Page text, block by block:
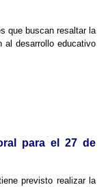
que buscan resaltar la
al desarrollo educativo
para el 27 de
previsto realizar la